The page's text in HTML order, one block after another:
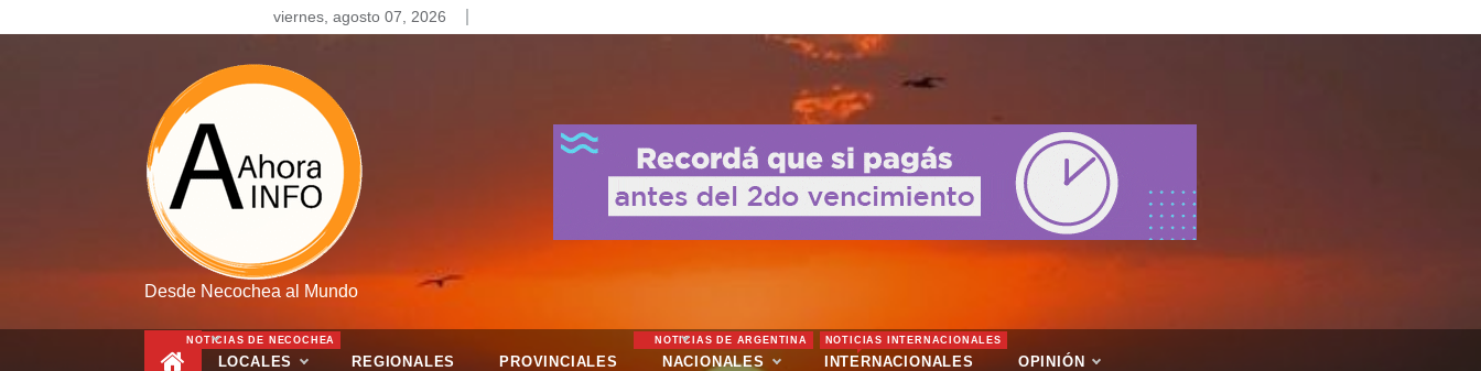
to
viernes, agosto 07, 2026
Desde Necochea al Mundo
LOCALES
NOTICIAS DE NECOCHEA
REGIONALES PROVINCIALES NACIONALES
NOTICIAS DE ARGENTINA
INTERNACIONALES
NOTICIAS INTERNACIONALES
OPINIÓN